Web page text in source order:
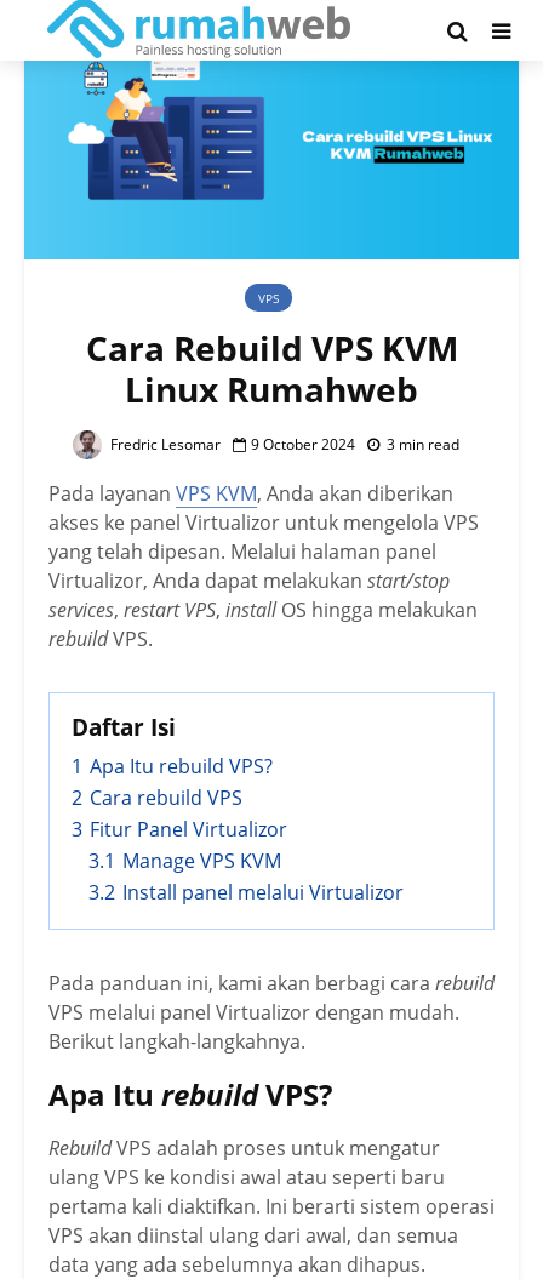
VPS
Cara Rebuild VPS KVM
Linux Rumahweb
Fredric Lesomar 9 October 2024 3 min read
Pada layanan VPS KVM, Anda akan diberikan
akses ke panel Virtualizor untuk mengelola VPS
yang telah dipesan. Melalui halaman panel
Virtualizor, Anda dapat melakukan start/stop
services, restart VPS, installOS hingga melakukan
rebuildVPS.
Daftar Isi
1 Apa Itu rebuild VPS?
2 Cara rebuild VPS
3 Fitur Panel Virtualizor
3.1 Manage VPS KVM
3.2 Install panel melalui Virtualizor
Pada panduan ini, kami akan berbagi cara rebuild
VPS melalui panel Virtualizor dengan mudah.
Berikut langkah-langkahnya.
Apa Itu rebuildVPS?
RebuildVPS adalah proses untuk mengatur
ulang VPS ke kondisi awal atau seperti baru
pertama kali diaktifkan. Ini berarti sistem operasi
VPS akan diinstal ulang dari awal, dan semua
data yang ada sebelumnya akan dihapus.